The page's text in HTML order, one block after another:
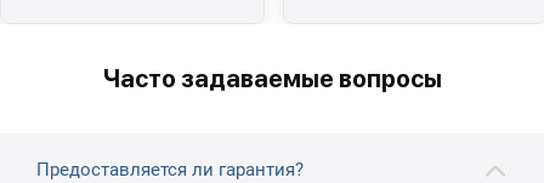
Часто задаваемые вопросы
Предоставляется ли гарантия?